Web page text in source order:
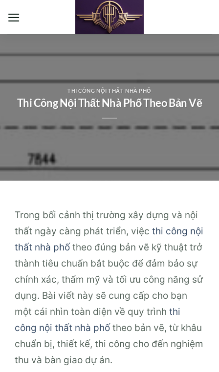
qua
THI CÔNG NỘI THẤT NHÀ PHỐ
Thi Công Nội Thất Nhà Phố Theo Bản Vẽ
Trong bối cảnh thị trường xây dựng và nội
thất ngày càng phát triển, việc thi công nội
thất nhà phố theo đúng bản vẽ kỹ thuật trở
thành tiêu chuẩn bắt buộc để đảm bảo sự
chính xác, thẩm mỹ và tối ưu công năng sử
dụng. Bài viết này sẽ cung cấp cho bạn
một cái nhìn toàn diện về quy trình thi
công nội thất nhà phố theo bản vẽ, từ khâu
chuẩn bị, thiết kế, thi công cho đến nghiệm
thu và bàn giao dự án.